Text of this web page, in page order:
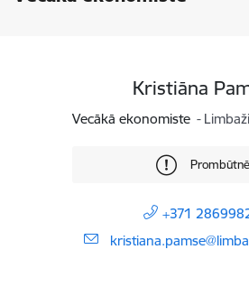
Kristiāna
Vecākā ekonomiste
Prombūtnē
+371
E-pasts: